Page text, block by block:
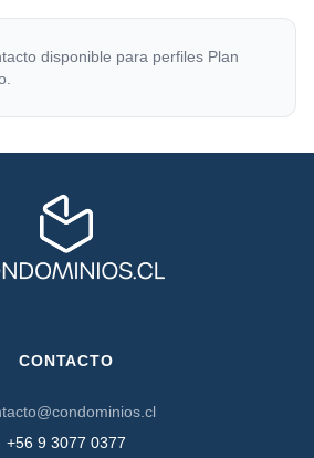
disponible para perfiles Plan
CONTACTO
+56 9 3077 0377